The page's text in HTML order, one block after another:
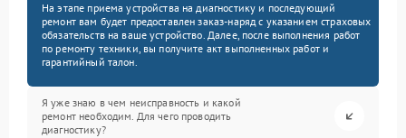
На этапе приема устройства на диагностику и последующий
ремонт вам будет предоставлен заказ-наряд с указанием страховых
обязательств на ваше устройство. Далее, после выполнения работ
по ремонту техники, вы получите акт выполненных работ и
гарантийный талон.
Я уже знаю в чем неисправность и какой
ремонт необходим. Для чего проводить
диагностику?